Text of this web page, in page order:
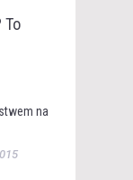
To
na